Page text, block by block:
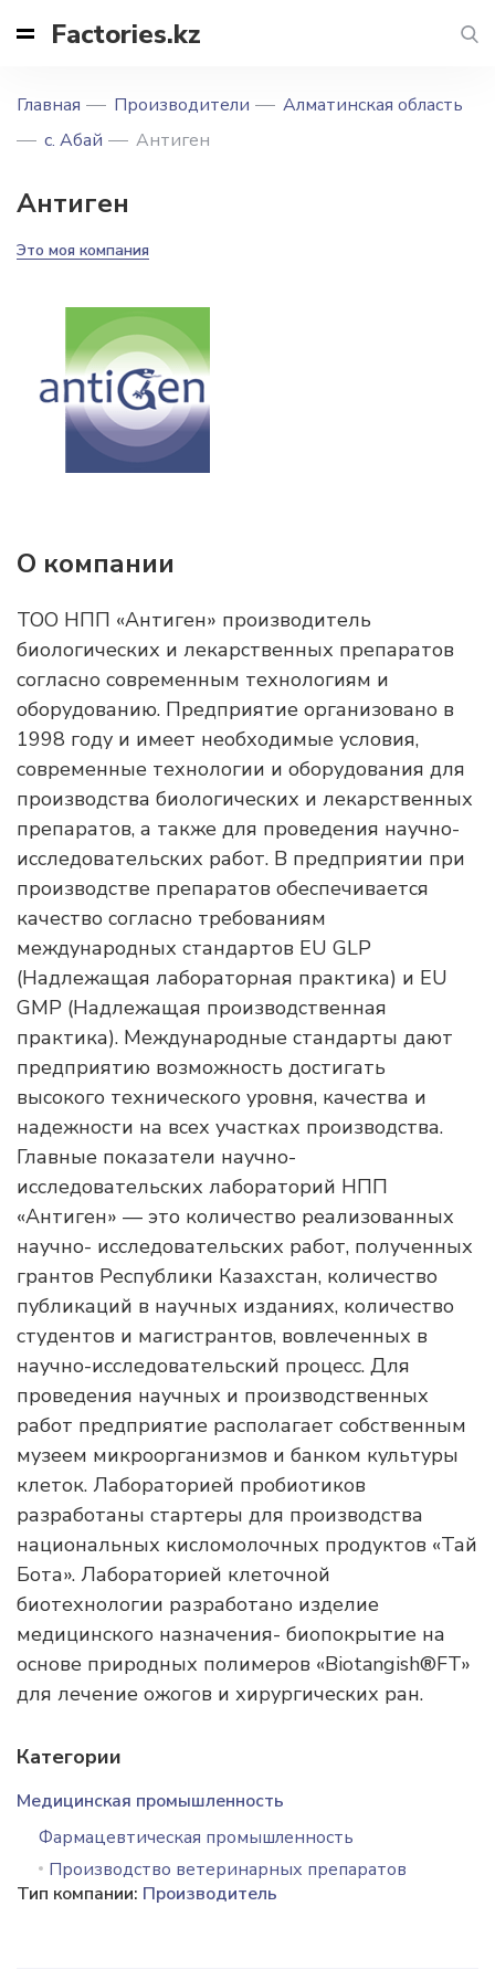
Factories.kz
Главная Производители
Алматинская область
с. Абай
Антиген
Антиген
Это моя компания
О компании
ТОО НПП «Антиген» производитель
биологических и лекарственных препаратов
согласно современным технологиям и
оборудованию. Предприятие организовано в
1998 году и имеет необходимые условия,
современные технологии и оборудования для
производства биологических и лекарственных
препаратов, а также для проведения научно-
исследовательских работ. В предприятии при
производстве препаратов обеспечивается
качество согласно требованиям
международных стандартов EU GLP
(Надлежащая лабораторная практика) и EU
GMP (Надлежащая производственная
практика). Международные стандарты дают
предприятию возможность достигать
высокого технического уровня, качества и
надежности на всех участках производства.
Главные показатели научно-
исследовательских лабораторий НПП
«Антиген» — это количество реализованных
научно- исследовательских работ, полученных
грантов Республики Казахстан, количество
публикаций в научных изданиях, количество
студентов и магистрантов, вовлеченных в
научно-исследовательский процесс. Для
проведения научных и производственных
работ предприятие располагает собственным
музеем микроорганизмов и банком культуры
клеток. Лабораторией пробиотиков
разработаны стартеры для производства
национальных кисломолочных продуктов «Тай
Бота». Лабораторией клеточной
биотехнологии разработано изделие
медицинского назначения- биопокрытие на
основе природных полимеров «Biotangish®FT»
для лечение ожогов и хирургических ран.
Категории
Медицинская промышленность
Фармацевтическая промышленность
Производство ветеринарных препаратов
Тип компании: Производитель